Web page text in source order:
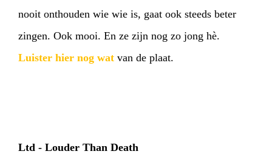
nooit onthouden wie wie is, gaat ook steeds beter
zingen. Ook mooi. En ze zijn nog zo jong hè.
Luister hier nog wat van de plaat.
Ltd - Louder Than Death